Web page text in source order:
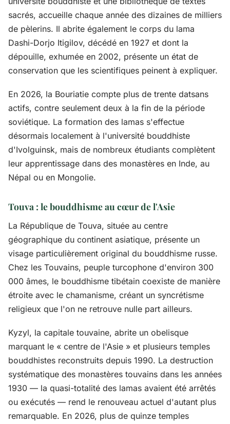
sacrés, accueille chaque année des dizaines de milliers
de pèlerins. Il abrite également le corps du lama
Dashi-Dorjo Itigilov, décédé en 1927 et dont la
dépouille, exhumée en 2002, présente un état de
conservation que les scientifiques peinent à expliquer.
En 2026, la Bouriatie compte plus de trente datsans
actifs, contre seulement deux à la fin de la période
soviétique. La formation des lamas s'effectue
désormais localement à l'université bouddhiste
d'Ivolguinsk, mais de nombreux étudiants complètent
leur apprentissage dans des monastères en Inde, au
Népal ou en Mongolie.
Touva : le bouddhisme au cœur de l'Asie
La République de Touva, située au centre
géographique du continent asiatique, présente un
visage particulièrement original du bouddhisme russe.
Chez les Touvains, peuple turcophone d'environ 300
000 âmes, le bouddhisme tibétain coexiste de manière
étroite avec le chamanisme, créant un syncrétisme
religieux que l'on ne retrouve nulle part ailleurs.
Kyzyl, la capitale touvaine, abrite un obelisque
marquant le « centre de l'Asie » et plusieurs temples
bouddhistes reconstruits depuis 1990. La destruction
systématique des monastères touvains dans les années
1930 — la quasi-totalité des lamas avaient été arrêtés
ou exécutés — rend le renouveau actuel d'autant plus
remarquable. En 2026, plus de quinze temples